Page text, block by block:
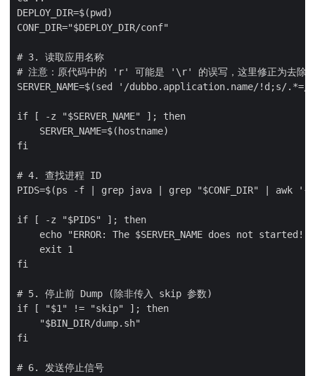
DEPLOY_DIR=$(pwd)
CONF_DIR="$DEPLOY_DIR/conf"
# 3. 读取应用名称
# 注意：原代码中的 'r' 可能是 '\r' 的误写，这里修正为去除
SERVER_NAME=$(sed '/dubbo.application.name/
if [ -z "$SERVER_NAME" ]; then
    SERVER_NAME=$(hostname)
fi
# 4. 查找进程 ID
PIDS=$(ps -f | grep java | grep "$CONF_DIR" | awk
if [ -z "$PIDS" ]; then
    echo "ERROR: The $SERVER_NAME does not started!"
    exit 1
fi
# 5. 停止前 Dump (除非传入 skip 参数)
if [ "$1" != "skip" ]; then
    "$BIN_DIR/dump.sh"
fi
# 6. 发送停止信号